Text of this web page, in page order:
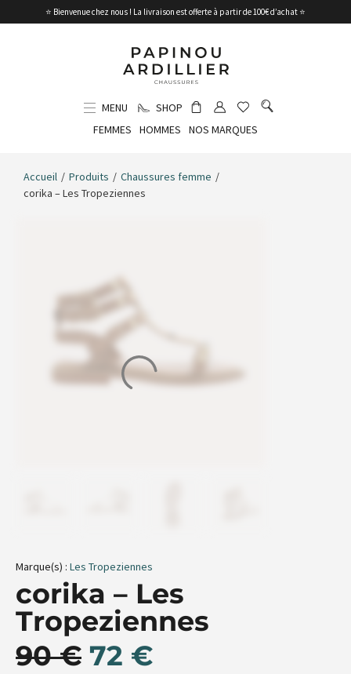
⭐ Bienvenue chez nous ! La livraison est offerte à partir de 100€ d’achat ⭐
MENU
SHOP
FEMMES
HOMMES NOS MARQUES
Accueil / Produits / Chaussures femme /
corika – Les Tropeziennes
Marque(s) : Les Tropeziennes
corika – Les
Tropeziennes
90€ 72 €